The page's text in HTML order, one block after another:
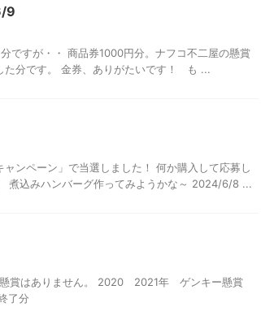
9
ですが・・ 商品券1000円分。ナフコ不二屋の懸賞
た分です。 金券、ありがたいです！ も ...
ンペーン」で当選しました！ 何か購入して応募し
煮込みハンバーグ作ってみようかな～ 2024/6/8 ...
懸賞はありません。 2020 2021年 ゲンキー懸賞
了分